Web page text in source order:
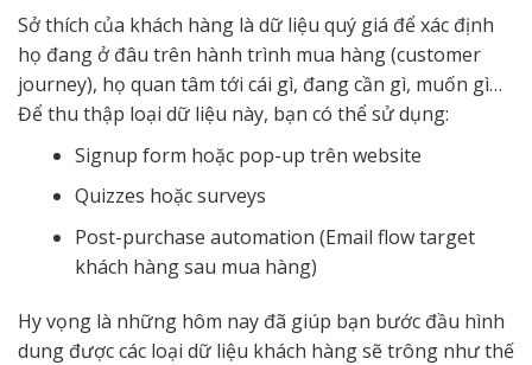
Sở thích của khách hàng là dữ liệu quý giá để xác định
họ đang ở đâu trên hành trình mua hàng (customer
journey), họ quan tâm tới cái gì, đang cần gì, muốn gì…
Để thu thập loại dữ liệu này, bạn có thể sử dụng:
Signup form hoặc pop-up trên website
Quizzes hoặc surveys
Post-purchase automation (Email flow target
khách hàng sau mua hàng)
Hy vọng là những hôm nay đã giúp bạn bước đầu hình
dung được các loại dữ liệu khách hàng sẽ trông như thế